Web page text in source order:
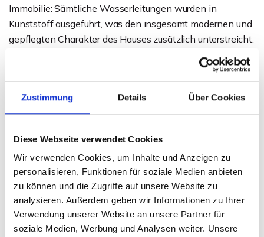
Zustimmung Details Über Cookies
Diese Webseite verwendet Cookies
Wir verwenden Cookies, um Inhalte und Anzeigen zu
personalisieren, Funktionen für soziale Medien anbieten
zu können und die Zugriffe auf unsere Website zu
analysieren. Außerdem geben wir Informationen zu Ihrer
Verwendung unserer Website an unsere Partner für
soziale Medien, Werbung und Analysen weiter. Unsere
Immobilie: Sämtliche Wasserleitungen wurden in
Kunststoff ausgeführt, was den insgesamt modernen und
gepflegten Charakter des Hauses zusätzlich unterstreicht.
Ein echtes Highlight ist der großzügige Vollkeller, der weit
mehr bietet als klassische Lagerflächen. Bereits das helle
Treppenhaus mit seiner hochwertigen Granittreppe
vermittelt einen hochwertigen ersten Eindruck. Neben
ein modernes Kellerbad mit Dusche und WC zur
Verfügung. Die hellen, gefliesten und vielseitig nutzbaren
Räume schaffen wertvolle zusätzliche Nutzflächen und
unterstreichen den hervorragenden Pflegezustand der
gesamten Immobilie.